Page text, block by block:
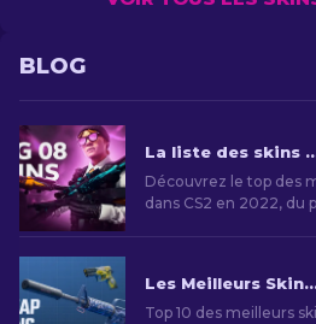
BLOG
La liste des skins
Découvrez le top des
dans CS2 en 2022, du
Les Meilleurs Skins Bon
Top 10 des meilleurs